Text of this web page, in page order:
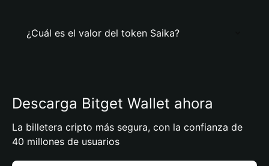
¿Cuál es el valor del token Saika?
Descarga Bitget Wallet ahora
La billetera cripto más segura, con la confianza de
40 millones de usuarios